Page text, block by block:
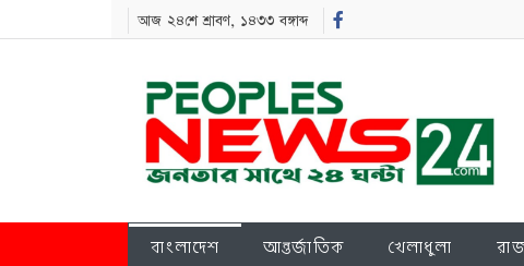
আজ ২৪শে শ্রাবণ, ১৪৩৩ বঙ্গাব্দ
বাংলাদেশ আন্তর্জাতিক খেলাধুলা